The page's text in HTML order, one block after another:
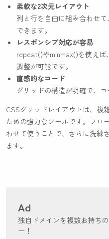
柔軟な2次元レイアウト
列と行を自由に組み合わせ
できます。
レスポンシブ対応が容易
repeat()やminmax()を使えば
調整が可能です。
直感的なコード
グリッドの構造が明確で、
CSSグリッドレイアウトは、複
ための強力なツールです。フロ
わせて使うことで、さらに洗練
ます。
Ad
独自ドメインを複数お持ち
ー！